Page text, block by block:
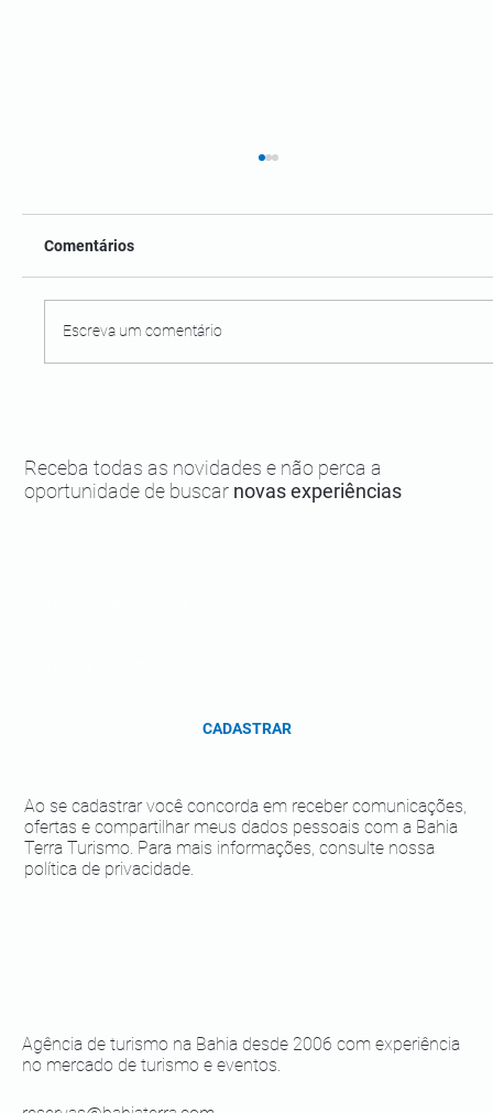
Comentários
Escreva um comentário
Agência de turismo na Bahia desde 2006 com experiência
no mercado de turismo e eventos.
Receba todas as novidades e não perca a
oportunidade de buscar novas experiências
Ao se cadastrar você concorda em receber comunicações,
ofertas e compartilhar meus dados pessoais com a Bahia
Terra Turismo. Para mais informações, consulte nossa
política de privacidade.
CADASTRAR